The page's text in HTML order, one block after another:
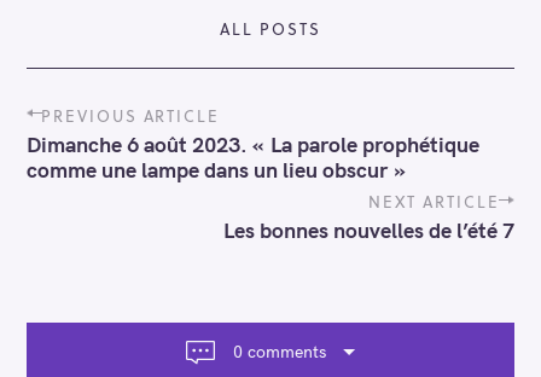
ALL POSTS
P
o
s
t
a
PREVIOUS ARTICLE
Dimanche 6 août 2023. « La parole prophétique
comme une lampe dans un lieu obscur »
NEXT ARTICLE
Les bonnes nouvelles de l’été 7
0 comments